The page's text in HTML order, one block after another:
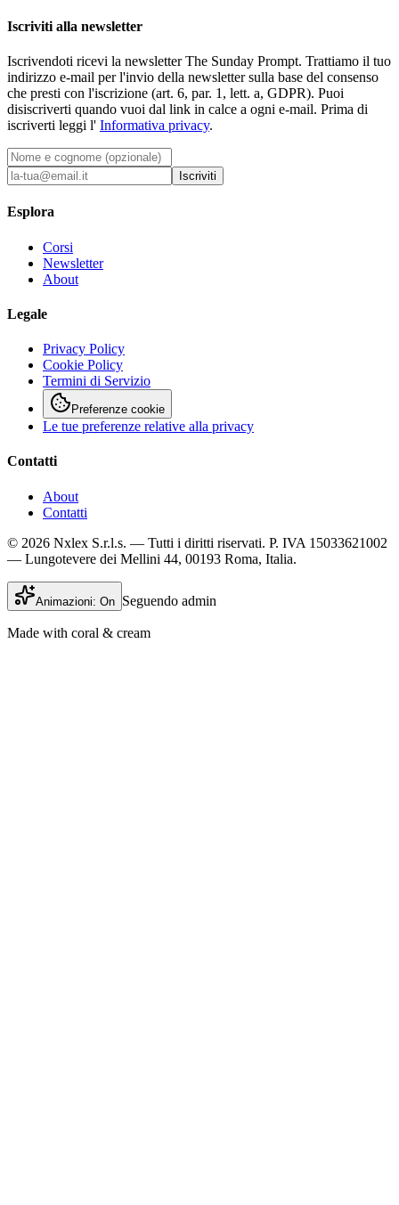
Iscriviti alla newsletter
Iscrivendoti ricevi la newsletter The Sunday Prompt. Trattiamo il tuo
indirizzo e-mail per l'invio della newsletter sulla base del consenso
che presti con l'iscrizione (art. 6, par. 1, lett. a, GDPR). Puoi
disiscriverti quando vuoi dal link in calce a ogni e-mail. Prima di
iscriverti leggi l' Informativa privacy.
Iscriviti
Esplora
Corsi
Newsletter
About
Legale
Privacy Policy
Cookie Policy
Termini di Servizio
Preferenze cookie
Le tue preferenze relative alla privacy
Contatti
About
Contatti
© 2026 Nxlex S.r.l.s. — Tutti i diritti riservati. P. IVA 15033621002
— Lungotevere dei Mellini 44, 00193 Roma, Italia.
Animazioni: On Seguendo admin
Made with coral & cream